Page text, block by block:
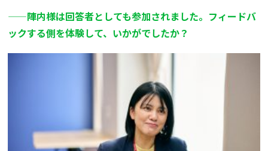
——陣内様は回答者としても参加されました。フィードバ
ックする側を体験して、いかがでしたか？